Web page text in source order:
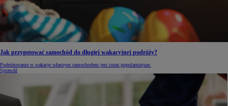
Jak przygotować samochód do długiej wakacyjnej podróży?
Podróżowanie w wakacje własnym samochodem jest coraz popularniejsze.
Sprawdź